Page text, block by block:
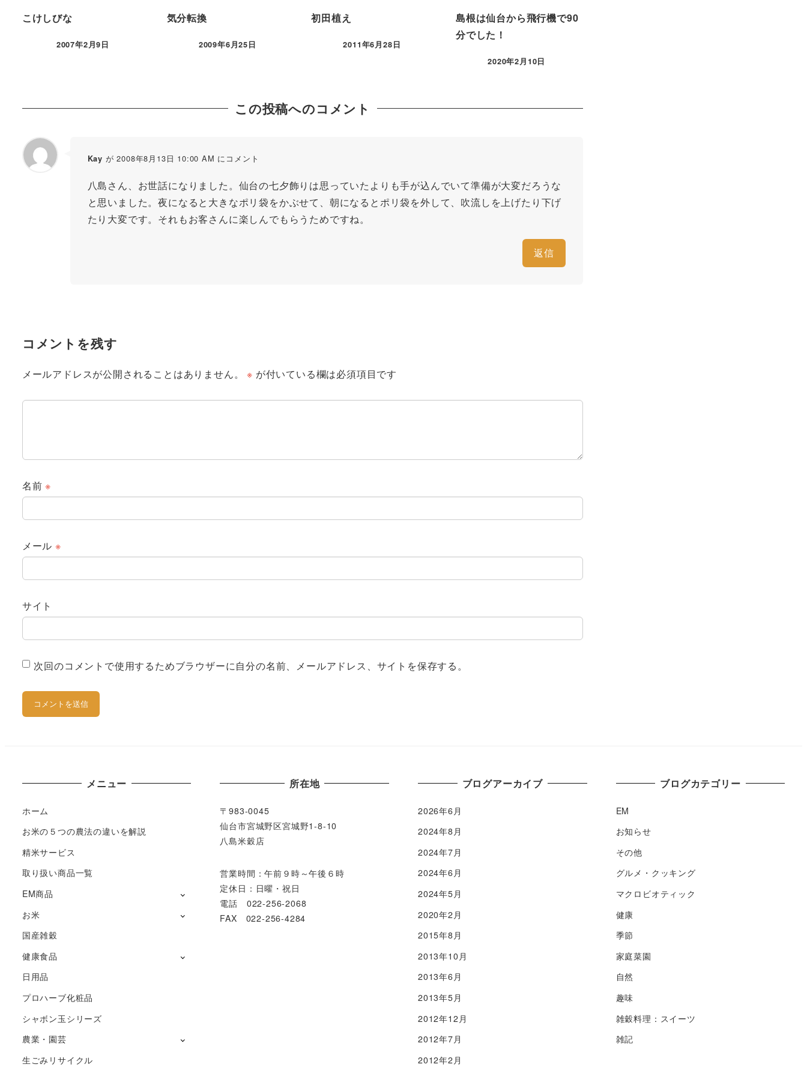
こけしびな
2007年2月9日
気分転換
2009年6月25日
初田植え
2011年6月28日
島根は仙台から飛行機で90
分でした！
2020年2月10日
この投稿へのコメント
Kay が 2008年8月13日 10:00 AM にコメント
八島さん、お世話になりました。仙台の七夕飾りは思っていたよりも手が込んでいて準備が大変だろうな
と思いました。夜になると大きなポリ袋をかぶせて、朝になるとポリ袋を外して、吹流しを上げたり下げ
たり大変です。それもお客さんに楽しんでもらうためですね。
返信
コメントを残す
メールアドレスが公開されることはありません。 ※ が付いている欄は必須項目です
名前※
メール ※
サイト
次回のコメントで使用するためブラウザーに自分の名前、メールアドレス、サイトを保存する。
メニュー
ホーム
お米の５つの農法の違いを解説
精米サービス
取り扱い商品一覧
EM商品
お米
国産雑穀
健康食品
日用品
プロハーブ化粧品
シャボン玉シリーズ
農業・園芸
生ごみリサイクル
所在地
〒983-0045
仙台市宮城野区宮城野1-8-10
八島米穀店
営業時間：午前９時～午後６時
定休日：日曜・祝日
電話 022-256-2068
FAX 022-256-4284
ブログアーカイブ
2026年6月
2024年8月
2024年7月
2024年6月
2024年5月
2020年2月
2015年8月
2013年10月
2013年6月
2013年5月
2012年12月
2012年7月
2012年2月
ブログカテゴリー
EM
お知らせ
その他
グルメ・クッキング
マクロビオティック
健康
季節
家庭菜園
自然
趣味
雑穀料理：スイーツ
雑記